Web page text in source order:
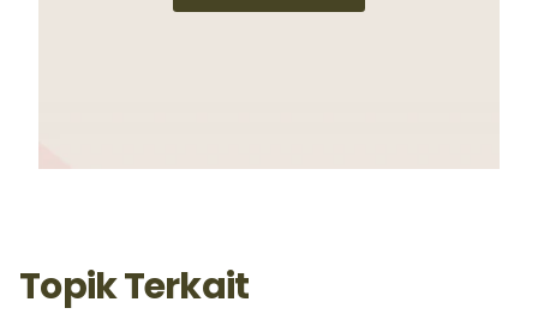
Topik Terkait